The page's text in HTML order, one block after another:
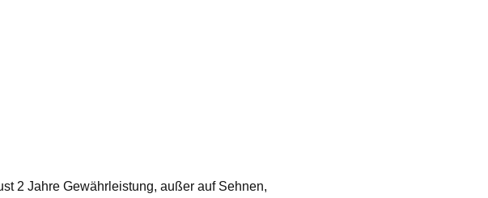
2 Jahre Gewährleistung, außer auf Sehnen,